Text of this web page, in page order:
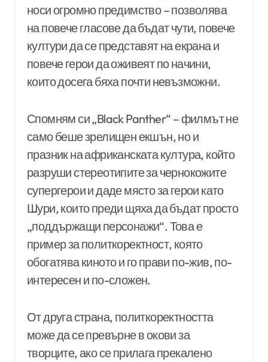
носи огромно предимство – позволява
на повече гласове да бъдат чути, повече
култури да се представят на екрана и
повече герои да оживеят по начини,
които досега бяха почти невъзможни.
Спомням си „Black Panther“ – филмът не
само беше зрелищен екшън, но и
празник на африканската култура, който
разруши стереотипите за чернокожите
супергерои и даде място за герои като
Шури, които преди щяха да бъдат просто
„поддържащи персонажи“. Това е
пример за политкоректност, която
обогатява киното и го прави по-жив, по-
интересен и по-сложен.
От друга страна, политкоректността
може да се превърне в окови за
творците, ако се прилага прекалено